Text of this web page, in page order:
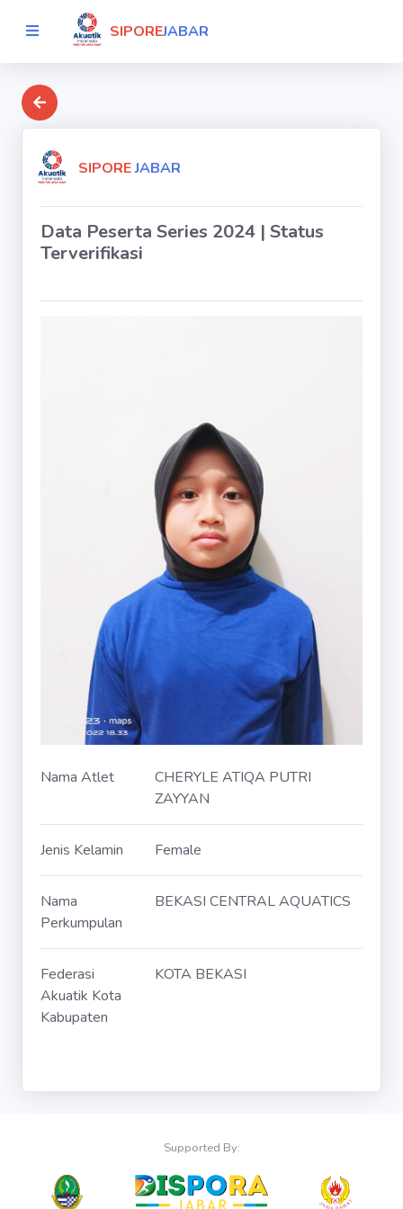
SIPOREJABAR
SIPOREJABAR
Data Peserta Series 2024 | Status
Terverifikasi
Nama Atlet
CHERYLE ATIQA PUTRI
ZAYYAN
Jenis Kelamin Female
Nama
Perkumpulan
BEKASI CENTRAL AQUATICS
Federasi
Akuatik Kota
Kabupaten
KOTA BEKASI
Supported By: